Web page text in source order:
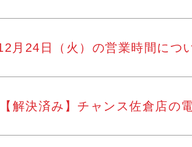
月24日（火）の営業時間につ
【解決済み】チャンス佐倉店の